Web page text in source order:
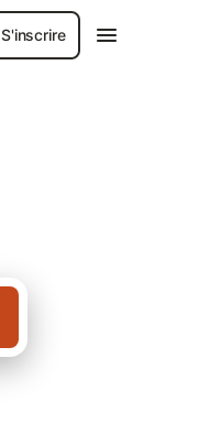
S'inscrire